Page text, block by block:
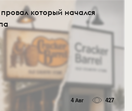
который начался
4 Авг 427